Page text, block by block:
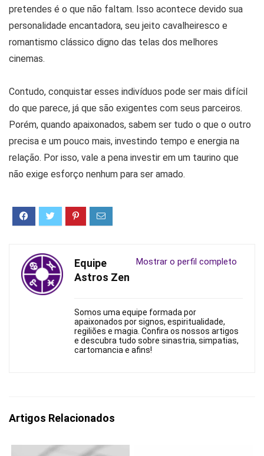
pretendes é o que não faltam. Isso acontece devido sua
personalidade encantadora, seu jeito cavalheiresco e
romantismo clássico digno das telas dos melhores
cinemas.
Contudo, conquistar esses indivíduos pode ser mais difícil
do que parece, já que são exigentes com seus parceiros.
Porém, quando apaixonados, sabem ser tudo o que o outro
precisa e um pouco mais, investindo tempo e energia na
relação. Por isso, vale a pena investir em um taurino que
não exige esforço nenhum para ser amado.
Mostrar o perfil completo
Equipe
Astros Zen
Somos uma equipe formada por
apaixonados por signos, espiritualidade,
regiliões e magia. Confira os nossos artigos
e descubra tudo sobre sinastria, simpatias,
cartomancia e afins!
Artigos Relacionados